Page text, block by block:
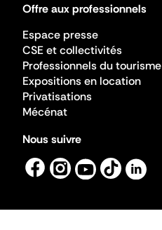
Offre aux professionnels
Espace presse
CSE et collectivités
Professionnels du tourisme
Expositions en location
Privatisations
Mécénat
Nous suivre